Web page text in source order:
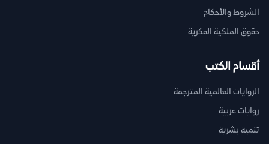
الشروط والأحكام
حقوق الملكية الفكرية
أقسام الكتب
الروايات العالمية المترجمة
روايات عربية
تنمية بشرية